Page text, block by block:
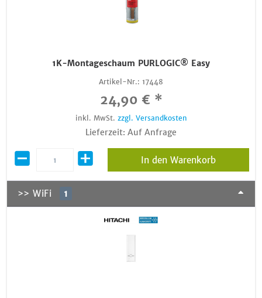
1K-Montageschaum PURLOGIC® Easy
Artikel-Nr.: 17448
24,90 € *
inkl. MwSt. zzgl. Versandkosten
Lieferzeit: Auf Anfrage
In den Warenkorb
>> WiFi 1